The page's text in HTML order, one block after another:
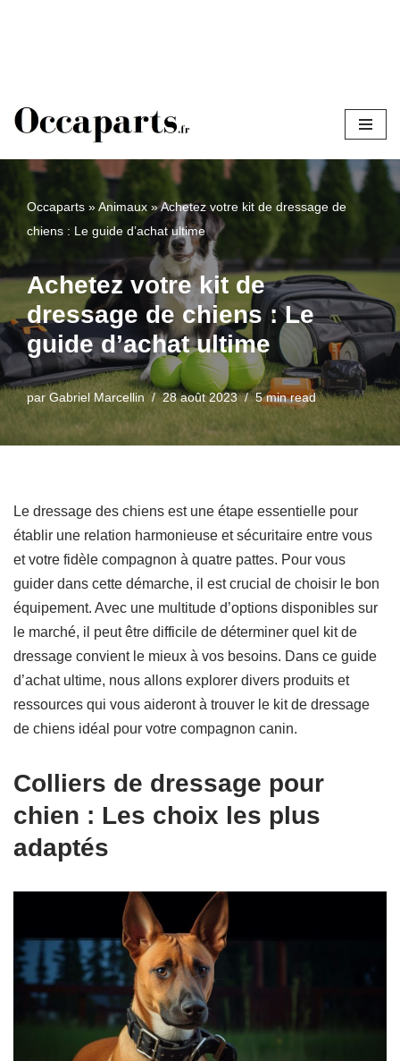
au
Occaparts »Animaux »Achetez votre kit de dressage de
chiens : Le guide d’achat ultime
Achetez votre kit de
dressage de chiens : Le
guide d’achat ultime
par Gabriel Marcellin 28 août 2023 5 min read
Le dressage des chiens est une étape essentielle pour
établir une relation harmonieuse et sécuritaire entre vous
et votre fidèle compagnon à quatre pattes. Pour vous
guider dans cette démarche, il est crucial de choisir le bon
équipement. Avec une multitude d’options disponibles sur
le marché, il peut être difficile de déterminer quel kit de
dressage convient le mieux à vos besoins. Dans ce guide
d’achat ultime, nous allons explorer divers produits et
ressources qui vous aideront à trouver le kit de dressage
de chiens idéal pour votre compagnon canin.
Colliers de dressage pour
chien : Les choix les plus
adaptés